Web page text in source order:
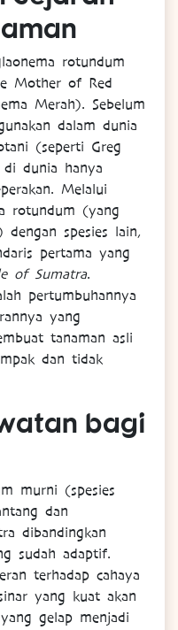
rotundum
Mother of Red
Merah). Sebelum
dalam dunia
(seperti Greg
di dunia hanya
Melalui
rotundum (yang
spesies lain,
pertama yang
of Sumatra.
pertumbuhannya
yang
tanaman asli
dan tidak
bagi
murni (spesies
dan
dibandingkan
sudah adaptif.
terhadap cahaya
yang kuat akan
gelap menjadi